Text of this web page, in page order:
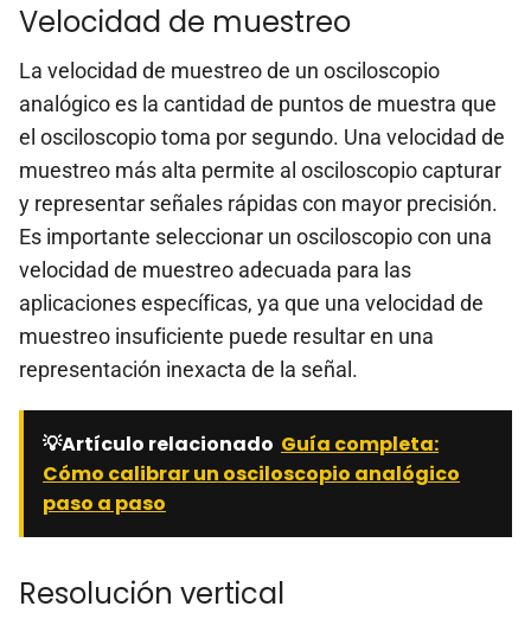
Velocidad de muestreo
La velocidad de muestreo de un osciloscopio
analógico es la cantidad de puntos de muestra que
el osciloscopio toma por segundo. Una velocidad de
muestreo más alta permite al osciloscopio capturar
y representar señales rápidas con mayor precisión.
Es importante seleccionar un osciloscopio con una
velocidad de muestreo adecuada para las
aplicaciones específicas, ya que una velocidad de
muestreo insuficiente puede resultar en una
representación inexacta de la señal.
💡Artículo relacionado Guía completa:
Cómo calibrar un osciloscopio analógico
paso a paso
Resolución vertical